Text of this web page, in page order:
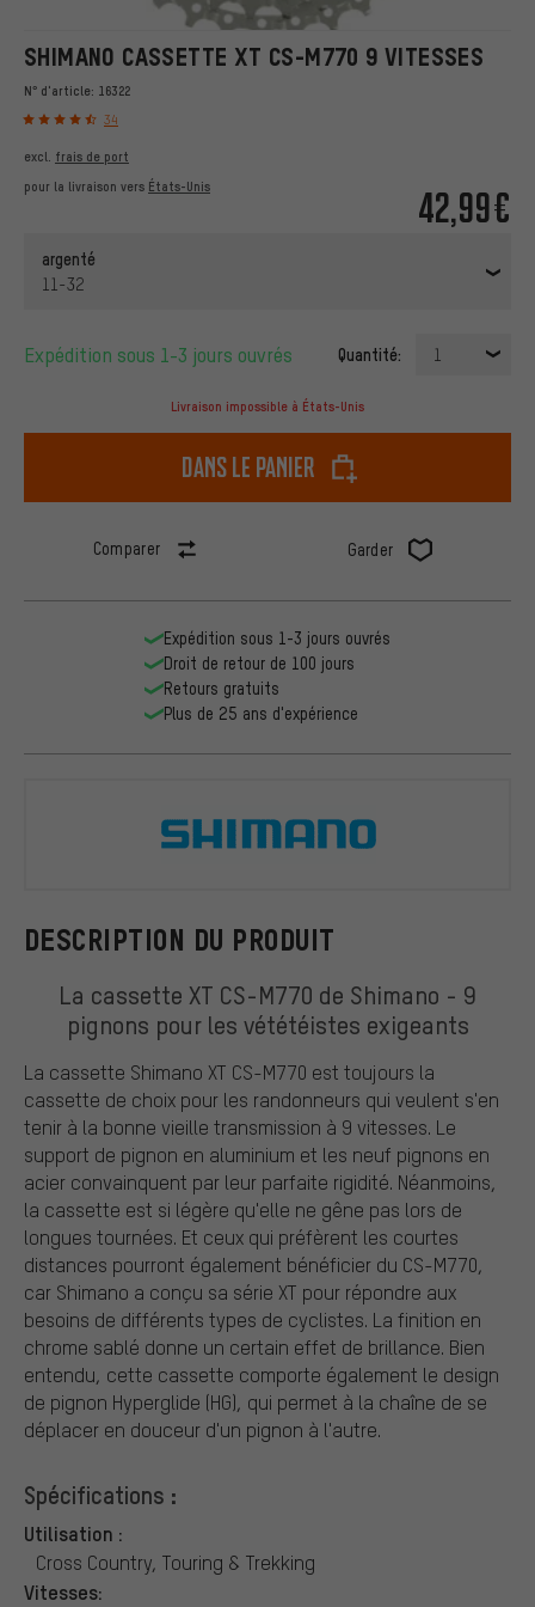
SHIMANO CASSETTE XT CS-M770 9 VITESSES
N° d'article: 16322
34
42,99€
excl. frais de port
pour la livraison vers États-Unis
argenté
11-32
Expédition sous 1-3 jours ouvrés Quantité: 1
Livraison impossible à États-Unis
dans le panier
Comparer Garder
DESCRIPTION DU PRODUIT
La cassette XT CS-M770 de Shimano - 9
pignons pour les vététéistes exigeants
La cassette Shimano XT CS-M770 est toujours la
cassette de choix pour les randonneurs qui veulent s'en
tenir à la bonne vieille transmission à 9 vitesses. Le
support de pignon en aluminium et les neuf pignons en
acier convainquent par leur parfaite rigidité. Néanmoins,
la cassette est si légère qu'elle ne gêne pas lors de
longues tournées. Et ceux qui préfèrent les courtes
distances pourront également bénéficier du CS-M770,
car Shimano a conçu sa série XT pour répondre aux
besoins de différents types de cyclistes. La finition en
chrome sablé donne un certain effet de brillance. Bien
entendu, cette cassette comporte également le design
de pignon Hyperglide (HG), qui permet à la chaîne de se
déplacer en douceur d'un pignon à l'autre.
Spécifications :
Utilisation :
Cross Country, Touring & Trekking
Vitesses:
Expédition sous 1-3 jours ouvrés
Droit de retour de 100 jours
Retours gratuits
Plus de 25 ans d'expérience
Shimano